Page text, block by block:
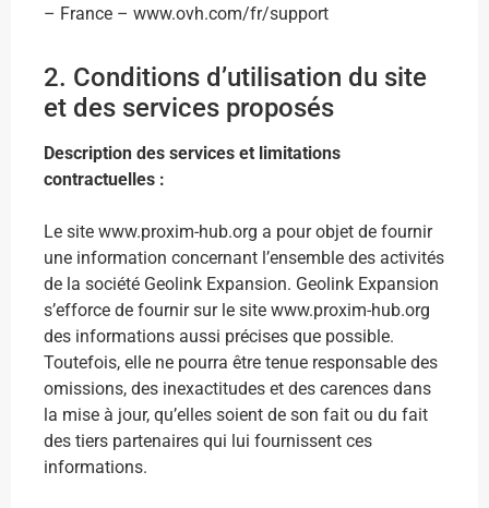
– France – www.ovh.com/fr/support
2. Conditions d’utilisation du site
et des services proposés
Description des services et limitations
contractuelles :
Le site www.proxim-hub.org a pour objet de fournir
une information concernant l’ensemble des activités
de la société Geolink Expansion. Geolink Expansion
s’efforce de fournir sur le site www.proxim-hub.org
des informations aussi précises que possible.
Toutefois, elle ne pourra être tenue responsable des
omissions, des inexactitudes et des carences dans
la mise à jour, qu’elles soient de son fait ou du fait
des tiers partenaires qui lui fournissent ces
informations.